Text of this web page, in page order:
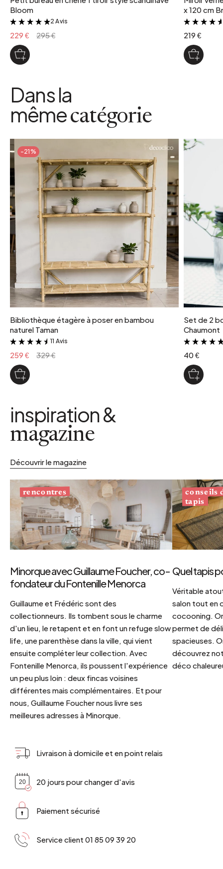
Bloom
&
2 Avis
229 € 295 €
x 120 cm
219 €
Dans la
mêmecatégorie
-21%
Bibliothèque étagère à poser en bambou
naturel Taman
&
11 Avis
259 € 329 €
Set de 2
Chaumont
40 €
inspiration &
magazine
Découvrir le magazine
rencontres
Minorque avec Guillaume Foucher, co-
fondateur du Fontenille Menorca
Guillaume et Frédéric sont des
collectionneurs. Ils tombent sous le charme
d'un lieu, le retapent et en font un refuge slow
life, une parenthèse dans la ville, qui vient
ensuite compléter leur collection. Avec
Fontenille Menorca, ils poussent l'expérience
un peu plus loin : deux fincas voisines
différentes mais complémentaires. Et pour
nous, Guillaume Foucher nous livre ses
meilleures adresses à Minorque.
conseils
tapis
Quel tapis
Véritable
salon tout en
cocooning.
permet de
spacieuses.
découvrez
déco
Livraison à domicile et en point relais
20 jours pour changer d'avis
Paiement sécurisé
Service client 01 85 09 39 20